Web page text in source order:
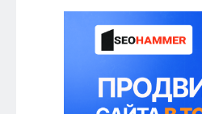
СТИЛЬ